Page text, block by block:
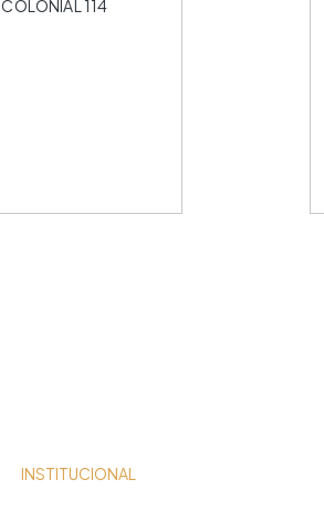
COLONIAL 114
INSTITUCIONAL